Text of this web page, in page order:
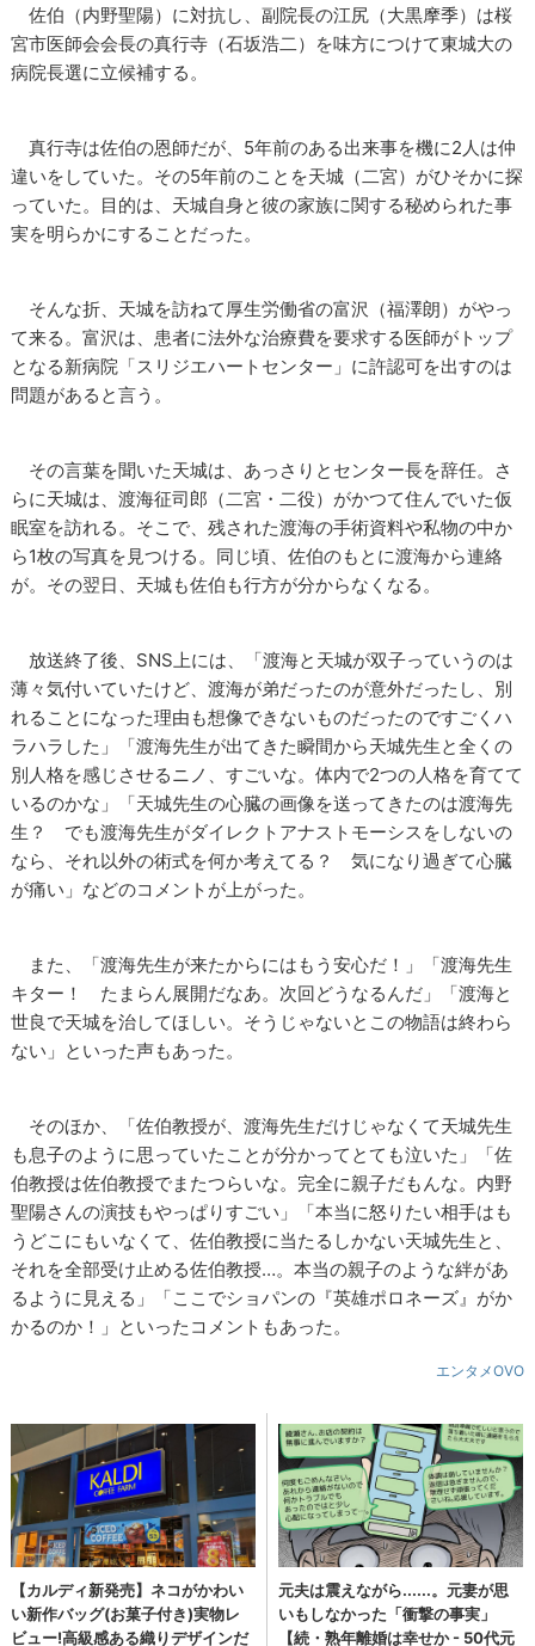
佐伯（内野聖陽）に対抗し、副院長の江尻（大黒摩季）は桜
宮市医師会会長の真行寺（石坂浩二）を味方につけて東城大の
病院長選に立候補する。
真行寺は佐伯の恩師だが、5年前のある出来事を機に2人は仲
違いをしていた。その5年前のことを天城（二宮）がひそかに探
っていた。目的は、天城自身と彼の家族に関する秘められた事
実を明らかにすることだった。
そんな折、天城を訪ねて厚生労働省の富沢（福澤朗）がやっ
て来る。富沢は、患者に法外な治療費を要求する医師がトップ
となる新病院「スリジエハートセンター」に許認可を出すのは
問題があると言う。
その言葉を聞いた天城は、あっさりとセンター長を辞任。さ
らに天城は、渡海征司郎（二宮・二役）がかつて住んでいた仮
眠室を訪れる。そこで、残された渡海の手術資料や私物の中か
ら1枚の写真を見つける。同じ頃、佐伯のもとに渡海から連絡
が。その翌日、天城も佐伯も行方が分からなくなる。
放送終了後、SNS上には、「渡海と天城が双子っていうのは
薄々気付いていたけど、渡海が弟だったのが意外だったし、別
れることになった理由も想像できないものだったのですごくハ
ラハラした」「渡海先生が出てきた瞬間から天城先生と全くの
別人格を感じさせるニノ、すごいな。体内で2つの人格を育てて
いるのかな」「天城先生の心臓の画像を送ってきたのは渡海先
生？ でも渡海先生がダイレクトアナストモーシスをしないの
なら、それ以外の術式を何か考えてる？ 気になり過ぎて心臓
が痛い」などのコメントが上がった。
また、「渡海先生が来たからにはもう安心だ！」「渡海先生
キター！ たまらん展開だなあ。次回どうなるんだ」「渡海と
世良で天城を治してほしい。そうじゃないとこの物語は終わら
ない」といった声もあった。
そのほか、「佐伯教授が、渡海先生だけじゃなくて天城先生
も息子のように思っていたことが分かってとても泣いた」「佐
伯教授は佐伯教授でまたつらいな。完全に親子だもんな。内野
聖陽さんの演技もやっぱりすごい」「本当に怒りたい相手はも
うどこにもいなくて、佐伯教授に当たるしかない天城先生と、
それを全部受け止める佐伯教授…。本当の親子のような絆があ
るように見える」「ここでショパンの『英雄ポロネーズ』がか
かるのか！」といったコメントもあった。
エンタメOVO